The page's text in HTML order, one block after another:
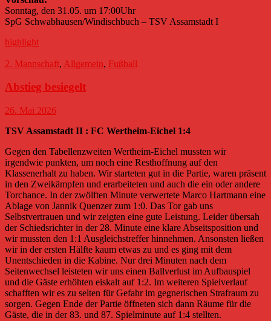
Sonntag, den 31.05. um 17:00Uhr
SpG Schwabhausen/Windischbuch – TSV Assamstadt I
highlight
2. Mannschaft, Allgemein, Fußball
Abstieg besiegelt
26. Mai 2026
TSV Assamstadt II : FC Wertheim-Eichel 1:4
Gegen den Tabellenzweiten Wertheim-Eichel mussten wir
irgendwie punkten, um noch eine Resthoffnung auf den
Klassenerhalt zu haben. Wir starteten gut in die Partie, waren präsent
in den Zweikämpfen und erarbeiteten und auch die ein oder andere
Torchance. In der zwölften Minute verwertete Marco Hartmann eine
Ablage von Jannik Quenzer zum 1:0. Das Tor gab uns
Selbstvertrauen und wir zeigten eine gute Leistung. Leider übersah
der Schiedsrichter in der 28. Minute eine klare Abseitsposition und
wir mussten den 1:1 Ausgleichstreffer hinnehmen. Ansonsten ließen
wir in der ersten Hälfte kaum etwas zu und es ging mit dem
Unentschieden in die Kabine. Nur drei Minuten nach dem
Seitenwechsel leisteten wir uns einen Ballverlust im Aufbauspiel
und die Gäste erhöhten eiskalt auf 1:2. Im weiteren Spielverlauf
schafften wir es zu selten für Gefahr im gegnerischen Strafraum zu
sorgen. Gegen Ende der Partie öffneten sich dann Räume für die
Gäste, die in der 83. und 87. Spielminute auf 1:4 stellten.